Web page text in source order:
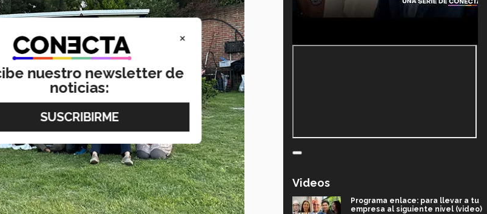
Videos
Programa enlace: para llevar a tu
empresa al siguiente nivel (video)
×
nuestro newsletter de
noticias: